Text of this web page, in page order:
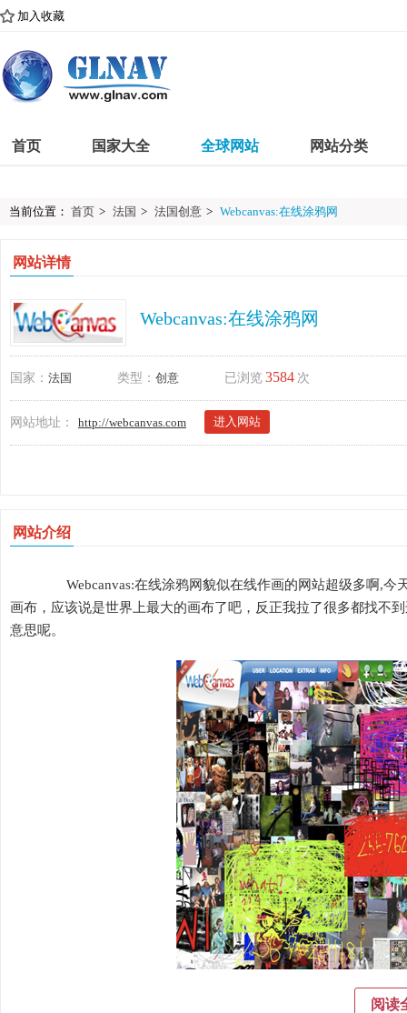
加入收藏
首页 国家大全 全球网站 网站分类
当前位置： 首页 > 法国 > 法国创意 > Webcanvas:在线涂鸦网
网站详情
Webcanvas:在线涂鸦网
国家： 法国 类型： 创意 已浏览 3584 次
网站地址： http://webcanvas.com 进入网站
网站介绍
Webcanvas:在线涂鸦网貌似在线作画的网站超级多啊,今
画布，应该说是世界上最大的画布了吧，反正我拉了很多都找不
意思呢。
阅读